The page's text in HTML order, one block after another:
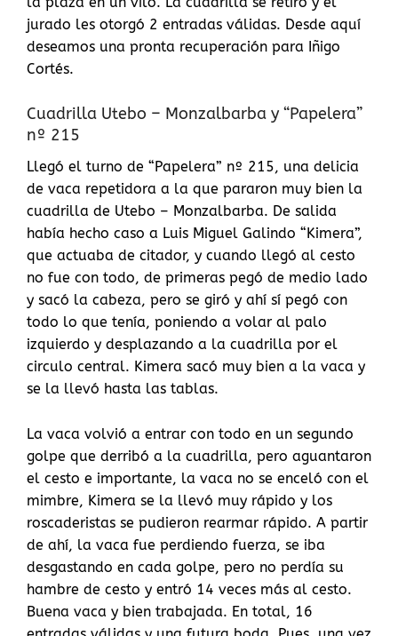
jurado les otorgó 2 entradas válidas. Desde aquí
deseamos una pronta recuperación para Iñigo
Cortés.
Cuadrilla Utebo – Monzalbarba y “Papelera”
nº 215
Llegó el turno de “Papelera” nº 215, una delicia
de vaca repetidora a la que pararon muy bien la
cuadrilla de Utebo – Monzalbarba. De salida
había hecho caso a Luis Miguel Galindo “Kimera”,
que actuaba de citador, y cuando llegó al cesto
no fue con todo, de primeras pegó de medio lado
y sacó la cabeza, pero se giró y ahí sí pegó con
todo lo que tenía, poniendo a volar al palo
izquierdo y desplazando a la cuadrilla por el
circulo central. Kimera sacó muy bien a la vaca y
se la llevó hasta las tablas.
La vaca volvió a entrar con todo en un segundo
golpe que derribó a la cuadrilla, pero aguantaron
el cesto e importante, la vaca no se enceló con el
mimbre, Kimera se la llevó muy rápido y los
roscaderistas se pudieron rearmar rápido. A partir
de ahí, la vaca fue perdiendo fuerza, se iba
desgastando en cada golpe, pero no perdía su
hambre de cesto y entró 14 veces más al cesto.
Buena vaca y bien trabajada. En total, 16